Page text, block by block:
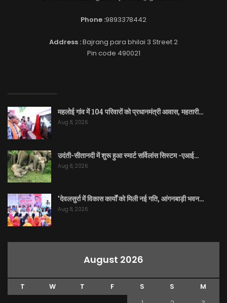
Phone :9893378442
Address :Bajrang para bhilai 3 Street 2
Pin code 490021
महलोई गांव में 104 परिवारों को प्रधानमंत्री आवास, महतारी…
Aug 8, 2026
उदंती-सीतानदी में शुरू हुआ स्मार्ट सर्विलांस सिस्टम -एआई…
Aug 8, 2026
’देवलसुर्रा में विकास कार्यों को मिली नई गति, आंगनबाड़ी भवन…
Aug 8, 2026
August 2026
T W T F S S
M